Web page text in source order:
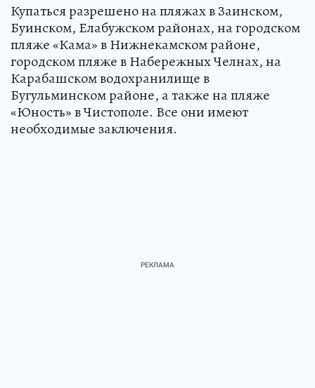
Купаться разрешено на пляжах в Заинском,
Буинском, Елабужском районах, на городском
пляже «Кама» в Нижнекамском районе,
городском пляже в Набережных Челнах, на
Карабашском водохранилище в
Бугульминском районе, а также на пляже
«Юность» в Чистополе. Все они имеют
необходимые заключения.